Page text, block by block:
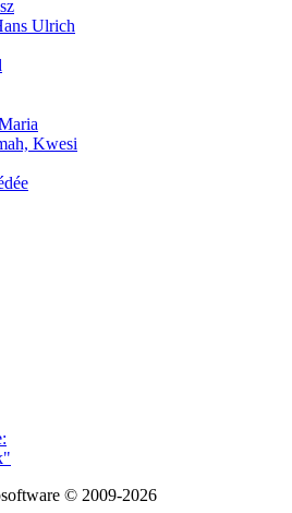
Ulrich
Kwesi
© 2009-2026